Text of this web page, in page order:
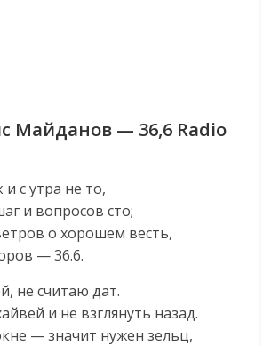
Майданов — 36,6 Radio
и с утра не то,
и вопросов сто;
о хорошем весть,
— 36.6.
не считаю дат.
и не взглянуть назад.
— значит нужен зельц,